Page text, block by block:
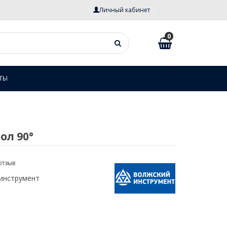
Личный кабинет
0
90°